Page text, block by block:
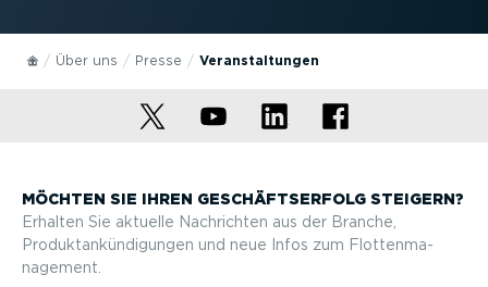
Über uns Presse Veran­stal­tungen
MÖCHTEN SIE IHREN GESCHÄFTS­ERFOLG STEIGERN?
Erhalten Sie aktuelle Nachrichten aus der Branche,
Produktan­kün­di­gungen und neue Infos zum Flotten­ma­
nagement.